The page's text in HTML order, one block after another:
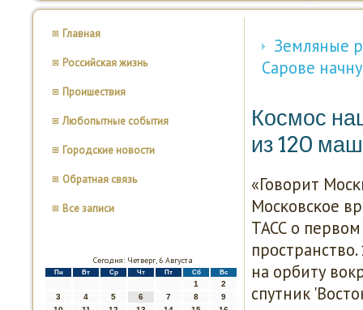
Главная
Российская жизнь
Проишествия
Любопытные события
Городские новости
Обратная связь
Все записи
Сегодня: Четверг, 6 Августа
Пн Вт Ср Чт Пт Сб Вс
1
2
3
4 5 6 7 8
9
Земляные
Сарове
Космос
из 120
«Говорит
Мосκовсκое
ТАСС о
на орбиту
спутник